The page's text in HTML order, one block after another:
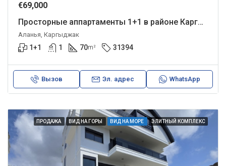
€69,000
Просторные аппартаменты 1+1 в районе Каргыджак
Аланья, Каргыджак
1+1 1 70m² 31394
Вызов Эл. адрес WhatsApp
ПРОДАЖА ВИД НА ГОРЫ ВИД НА МОРЕ ЭЛИТНЫЙ КОМПЛЕКС